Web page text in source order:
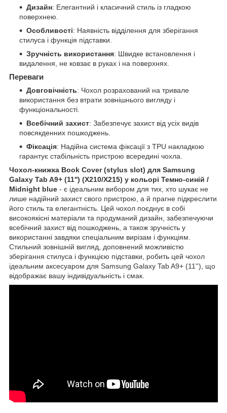
Дизайн: Елегантний і класичний стиль із гладкою
поверхнею.
Особливості: Наявність відділення для зберігання
стилуса і функція підставки.
Зручність використання: Швидке встановлення і
видалення, не ковзає в руках і на поверхнях.
Переваги
Довговічність: Чохол розрахований на тривале
використання без втрати зовнішнього вигляду і
функціональності.
Всебічний захист: Забезпечує захист від усіх видів
повсякденних пошкоджень.
Фіксація: Надійна система фіксації з TPU накладкою
гарантує стабільність пристрою всередині чохла.
Чохол-книжка Book Cover (stylus slot) для Samsung
Galaxy Tab A9+ (11'') (X210/X215) у кольорі Темно-синій /
Midnight blue - є ідеальним вибором для тих, хто шукає не
лише надійний захист свого пристрою, а й прагне підкреслити
його стиль та елегантність. Цей чохол поєднує в собі
високоякісні матеріали та продуманий дизайн, забезпечуючи
всебічний захист від пошкоджень, а також зручність у
використанні завдяки спеціальним вирізам і функціям.
Стильний зовнішній вигляд, доповнений можливістю
зберігання стилуса і функцією підставки, робить цей чохол
ідеальним аксесуаром для Samsung Galaxy Tab A9+ (11''), що
відображає вашу індивідуальність і смак.